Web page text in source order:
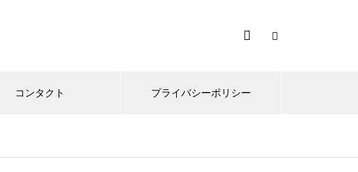
コンタクト プライバシーポリシー